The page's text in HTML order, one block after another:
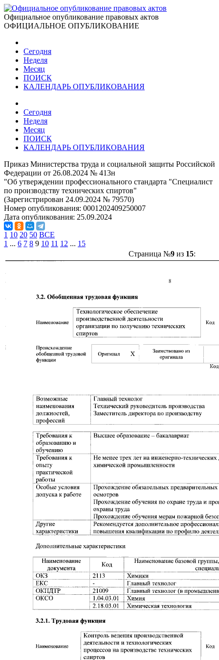
Официальное опубликование правовых актов
ОФИЦИАЛЬНОЕ ОПУБЛИКОВАНИЕ
Сегодня
Неделя
Месяц
ПОИСК
КАЛЕНДАРЬ ОПУБЛИКОВАНИЯ
Сегодня
Неделя
Месяц
ПОИСК
КАЛЕНДАРЬ ОПУБЛИКОВАНИЯ
Приказ Министерства труда и социальной защиты Российской
Федерации от 26.08.2024 № 413н
"Об утверждении профессионального стандарта "Специалист
по производству технических спиртов"
(Зарегистрирован 24.09.2024 № 79570)
Номер опубликования: 0001202409250007
Дата опубликования: 25.09.2024
1 10 20 50 ВСЕ
1 ... 6 7 8 9 10 11 12 ... 15
Страница №9из 15: